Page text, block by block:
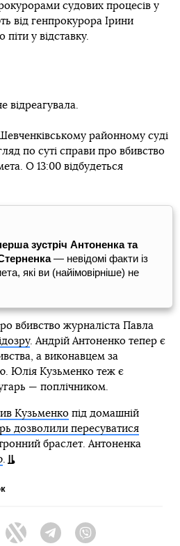
судових процесів у
від генпрокурора Ірини
піти у відставку.
відреагувала.
районному суді
по суті справи про вбивство
О 13:00 відбудеться
зустріч Антоненка та
— невідомі факти із
які ви (найімовірніше) не
вбивство журналіста Павла
. Андрій Антоненко тепер є
а виконавцем за
Юлія Кузьменко теж є
— поплічником.
Кузьменкопід домашній
дозволили пересуватися
браслет. Антоненка
.
Twitter Telegram